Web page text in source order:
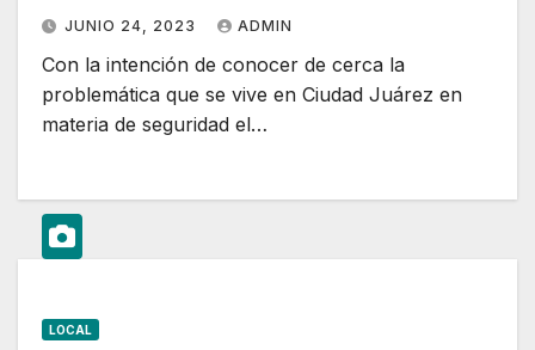
JUNIO 24, 2023 ADMIN
Con la intención de conocer de cerca la
problemática que se vive en Ciudad Juárez en
materia de seguridad el…
LOCAL